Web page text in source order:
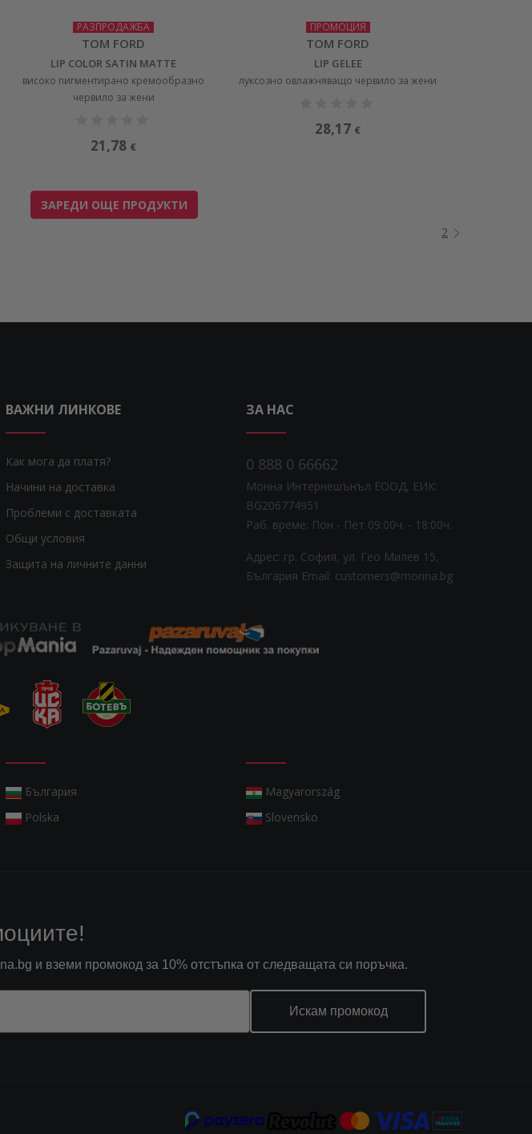
РАЗПРОДАЖБА
TOM FORD
LIP COLOR SATIN MATTE
високо пигментирано кремообразно
червило за жени
21,78 €
ПРОМОЦИЯ
TOM FORD
LIP GELEE
луксозно овлажняващо червило за жени
28,17 €
ЗАРЕДИ ОЩЕ ПРОДУКТИ
2
ВАЖНИ ЛИНКОВЕ
Как мога да платя?
Начини на доставка
Проблеми с доставката
Общи условия
Защита на личните данни
ЗА НАС
0 888 0 66662
Монна Интернешънъл ЕООД, ЕИК:
BG206774951
Раб. време: Пoн - Пет 09:00ч. - 18:00ч.
Адрес: гр. София, ул. Гео Милев 15,
България Email: customers@monna.bg
България
Polska
Magyarország
Slovensko
и вземи промокод за 10% отстъпка от следващата си поръчка.
Искам промокод